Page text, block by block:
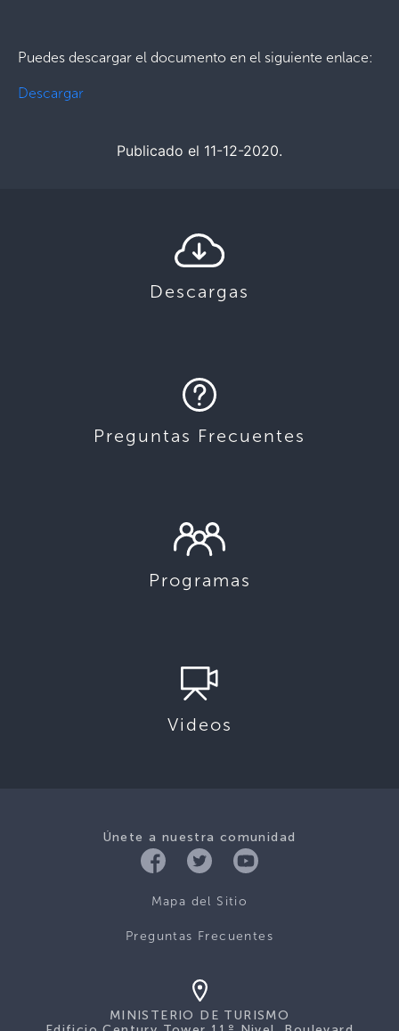
Puedes descargar el documento en el siguiente enlace:
Descargar
Publicado el 11-12-2020.
Descargas
Preguntas Frecuentes
Programas
Videos
Únete a nuestra comunidad
Mapa del Sitio
Preguntas Frecuentes
MINISTERIO DE TURISMO